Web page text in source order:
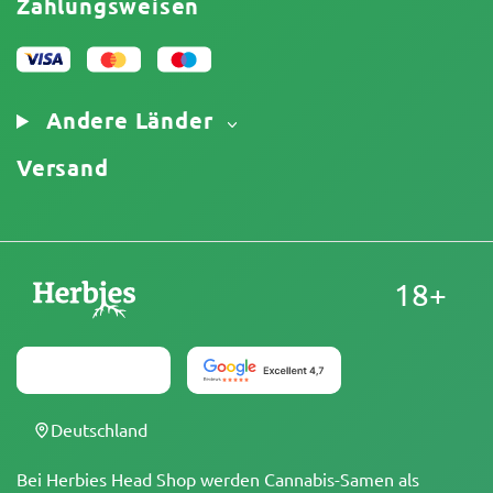
Unser Autorenteam
Sitemap
Datenschutzrichtlinie
Cookies-Richtlinie
Impressum
Andere Länder
Versand
Bei Herbies Head Shop werden Cannabis-Samen als
18+
Deutschland